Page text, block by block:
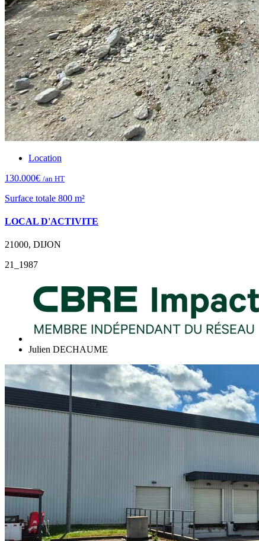
Location
130.000€ /an HT
Surface totale 800 m²
LOCAL D'ACTIVITE
21000, DIJON
21_1987
Julien DECHAUME